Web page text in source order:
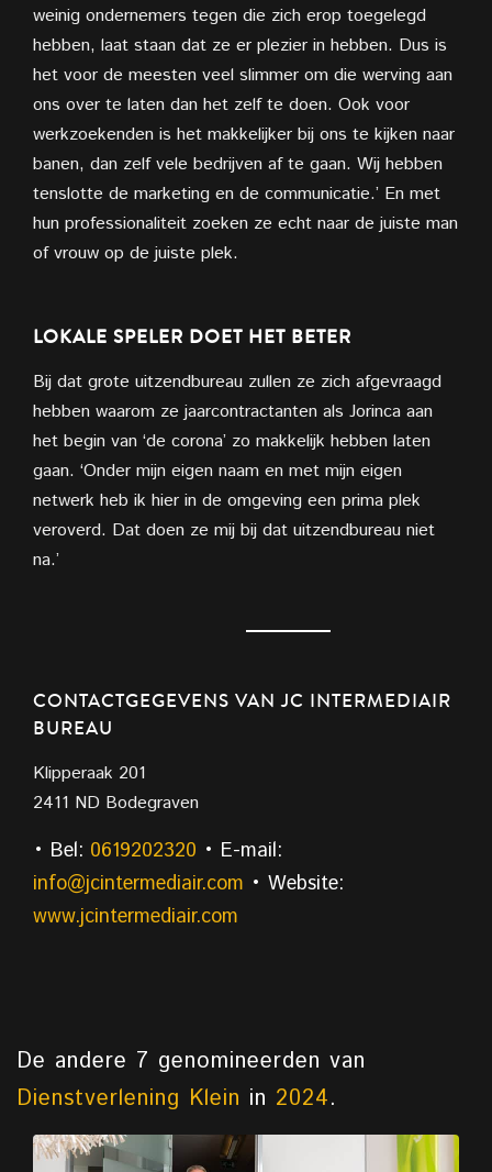
weinig ondernemers tegen die zich erop toegelegd
hebben, laat staan dat ze er plezier in hebben. Dus is
het voor de meesten veel slimmer om die werving aan
ons over te laten dan het zelf te doen. Ook voor
werkzoekenden is het makkelijker bij ons te kijken naar
banen, dan zelf vele bedrijven af te gaan. Wij hebben
tenslotte de marketing en de communicatie.’ En met
hun professionaliteit zoeken ze echt naar de juiste man
of vrouw op de juiste plek.
LOKALE SPELER DOET HET BETER
Bij dat grote uitzendbureau zullen ze zich afgevraagd
hebben waarom ze jaarcontractanten als Jorinca aan
het begin van ‘de corona’ zo makkelijk hebben laten
gaan. ‘Onder mijn eigen naam en met mijn eigen
netwerk heb ik hier in de omgeving een prima plek
veroverd. Dat doen ze mij bij dat uitzendbureau niet
na.’
CONTACTGEGEVENS VAN JC INTERMEDIAIR
BUREAU
Klipperaak 201
2411 ND Bodegraven
• Bel: 0619202320 • E-mail:
info@jcintermediair.com • Website:
www.jcintermediair.com
De andere 7 genomineerden van
Dienstverlening Klein in 2024.